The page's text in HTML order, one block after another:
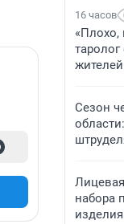
16 часов
«Плохо,
таролог
жителей
Сезон
набора
изделия